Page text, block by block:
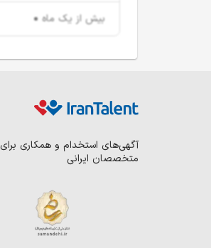
بیش از یک ماه
آگهی‌های استخدام و همکاری برای
متخصصان ایرانی